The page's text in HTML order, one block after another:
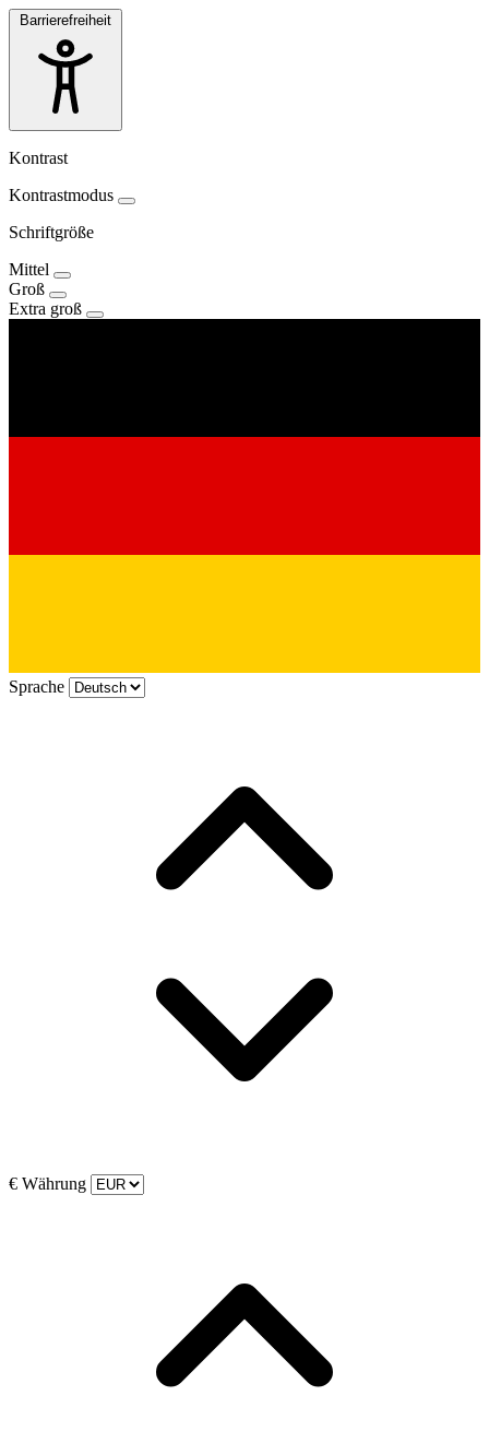
Barrierefreiheit
Kontrast
Kontrastmodus
Schriftgröße
Mittel
Groß
Extra groß
Sprache
€ Währung